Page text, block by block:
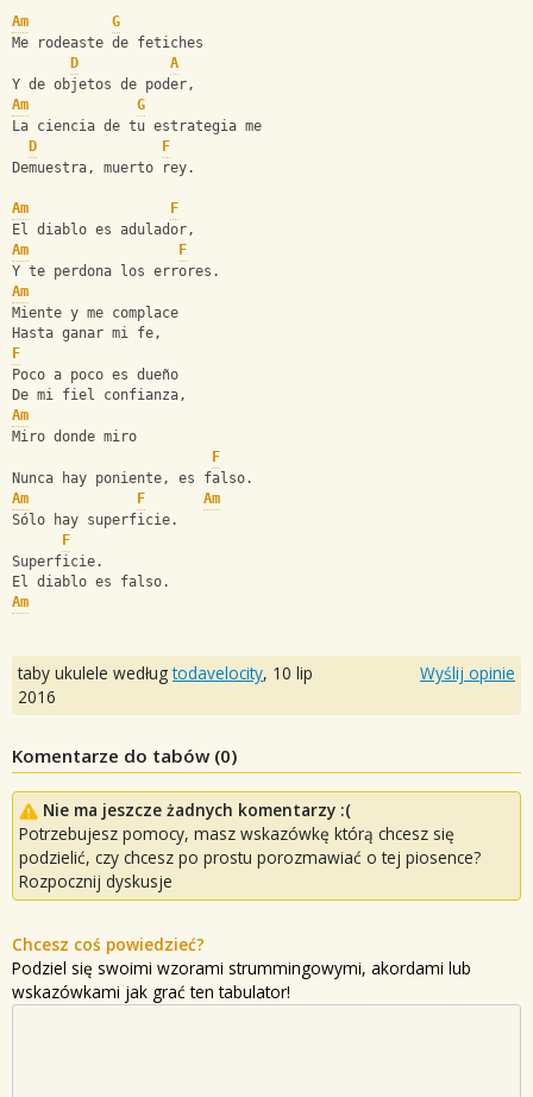
Am
G
Me rodeaste de fetiches
D
A
Y de objetos de poder,
Am
G
La ciencia de tu estrategia me
D
F
Demuestra, muerto rey.
Am
F
El diablo es adulador,
Am
F
Y te perdona los errores.
Am
Miente y me complace
Hasta ganar mi fe,
F
Poco a poco es dueño
De mi fiel confianza,
Am
Miro donde miro
F
Nunca hay poniente, es falso.
Am
F
Am
Sólo hay superficie.
F
Superficie.
El diablo es falso.
Am
taby ukulele wedługtodavelocity, 10 lip
2016
Wyślij opinie
Komentarze do tabów (0)
Nie ma jeszcze żadnych komentarzy :(
Potrzebujesz pomocy, masz wskazówkę którą chcesz się
podzielić, czy chcesz po prostu porozmawiać o tej piosence?
Rozpocznij dyskusje
Chcesz coś powiedzieć?
Podziel się swoimi wzorami strummingowymi, akordami lub
wskazówkami jak grać ten tabulator!